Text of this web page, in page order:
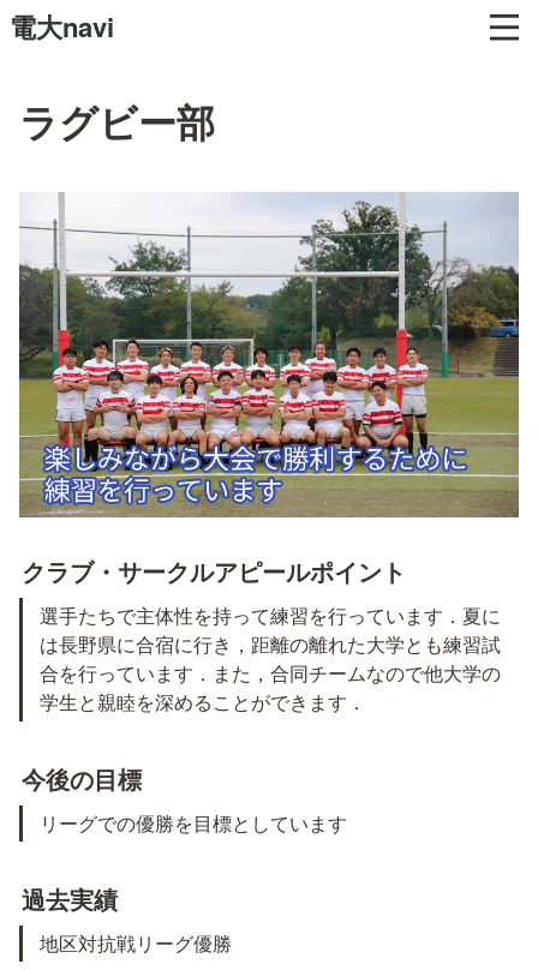
電大navi
ラグビー部
クラブ・サークルアピールポイント
選手たちで主体性を持って練習を行っています．夏に
は長野県に合宿に行き，距離の離れた大学とも練習試
合を行っています．また，合同チームなので他大学の
学生と親睦を深めることができます．
今後の目標
リーグでの優勝を目標としています
過去実績
地区対抗戦リーグ優勝